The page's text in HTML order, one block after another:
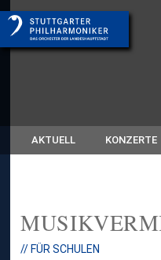
AKTUELL KONZERTE
// FÜR SCHULEN